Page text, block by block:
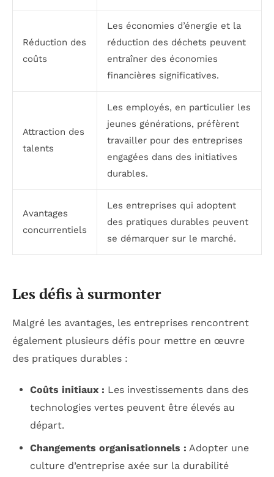
Réduction des
coûts
Les économies d’énergie et la
réduction des déchets peuvent
entraîner des économies
financières significatives.
Attraction des
talents
Les employés, en particulier les
jeunes générations, préfèrent
travailler pour des entreprises
engagées dans des initiatives
durables.
Avantages
concurrentiels
Les entreprises qui adoptent
des pratiques durables peuvent
se démarquer sur le marché.
Les défis à surmonter
Malgré les avantages, les entreprises rencontrent
également plusieurs défis pour mettre en œuvre
des pratiques durables :
Coûts initiaux : Les investissements dans des
technologies vertes peuvent être élevés au
départ.
Changements organisationnels : Adopter une
culture d’entreprise axée sur la durabilité